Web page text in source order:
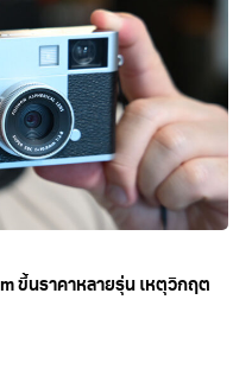
ขึ้นราคาหลายรุ่น เหตุวิกฤต